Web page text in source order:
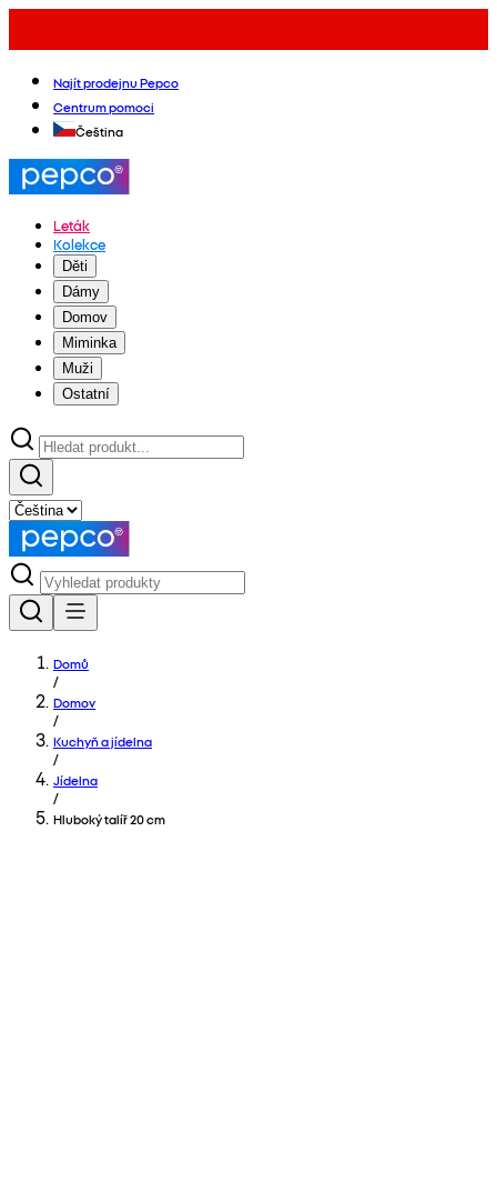
Najít prodejnu Pepco
Centrum pomoci
Čeština
Leták
Kolekce
Děti
Dámy
Domov
Miminka
Muži
Ostatní
Domů
/
Domov
/
Kuchyň a jídelna
/
Jídelna
/
Hluboký talíř 20 cm